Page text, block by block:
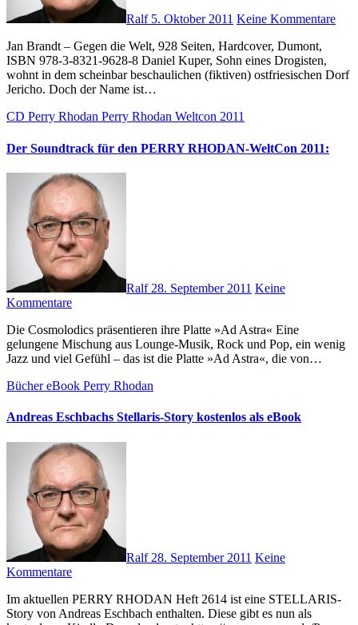
Ralf 5. Oktober 2011 Keine Kommentare
Jan Brandt – Gegen die Welt, 928 Seiten, Hardcover, Dumont,
ISBN 978-3-8321-9628-8 Daniel Kuper, Sohn eines Drogisten,
wohnt in dem scheinbar beschaulichen (fiktiven) ostfriesischen Dorf
Jericho. Doch der Name ist…
CD Perry Rhodan Perry Rhodan Weltcon 2011
Der Soundtrack für den PERRY RHODAN-WeltCon 2011:
Ralf 28. September 2011 Keine
Kommentare
Die Cosmolodics präsentieren ihre Platte »Ad Astra« Eine
gelungene Mischung aus Lounge-Musik, Rock und Pop, ein wenig
Jazz und viel Gefühl – das ist die Platte »Ad Astra«, die von…
BüchereBook Perry Rhodan
Andreas Eschbachs Stellaris-Story kostenlos als eBook
Ralf 28. September 2011 Keine
Kommentare
Im aktuellen PERRY RHODAN Heft 2614 ist eine STELLARIS-
Story von Andreas Eschbach enthalten. Diese gibt es nun als